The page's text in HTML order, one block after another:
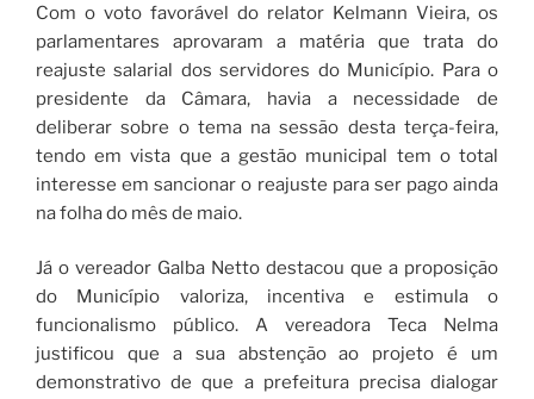
Com o voto favorável do relator Kelmann Vieira, os
parlamentares aprovaram a matéria que trata do
reajuste salarial dos servidores do Município. Para o
presidente da Câmara, havia a necessidade de
deliberar sobre o tema na sessão desta terça-feira,
tendo em vista que a gestão municipal tem o total
interesse em sancionar o reajuste para ser pago ainda
na folha do mês de maio.
Já o vereador Galba Netto destacou que a proposição
do Município valoriza, incentiva e estimula o
funcionalismo público. A vereadora Teca Nelma
justificou que a sua abstenção ao projeto é um
demonstrativo de que a prefeitura precisa dialogar